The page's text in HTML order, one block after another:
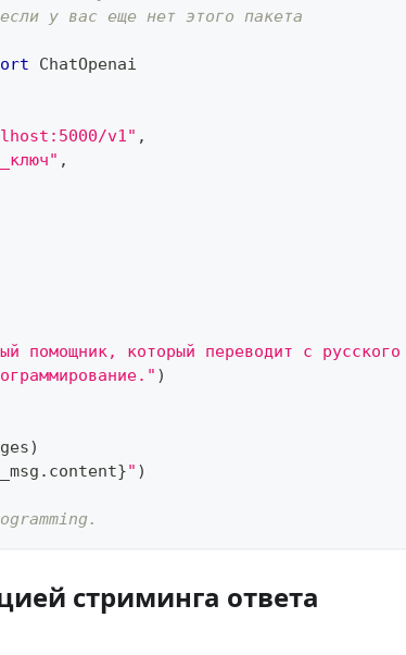
у вас еще нет этого пакета
ChatOpenai
v1" ,
,
помощник, который переводит с
)
)
. content}" )
стриминга ответа